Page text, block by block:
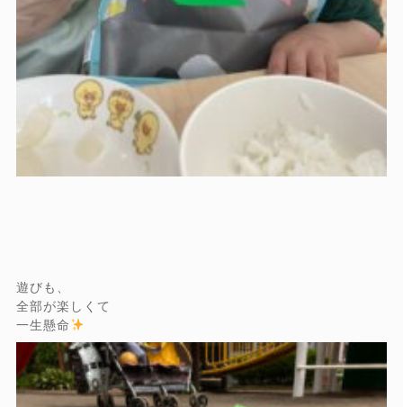
遊びも、
全部が楽しくて
一生懸命